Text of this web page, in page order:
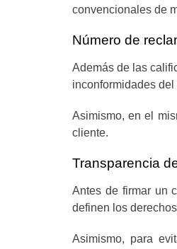
convencionales de
Número de
Además de las
inconformidades
Asimismo, en el
cliente.
Transparencia
Antes de firmar un
definen los
Asimismo, para